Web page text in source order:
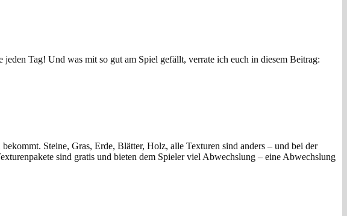
Tag! Und was mit so gut am Spiel gefällt, verrate ich euch in diesem Beitrag:
Steine, Gras, Erde, Blätter, Holz, alle Texturen sind anders – und bei der
sind gratis und bieten dem Spieler viel Abwechslung – eine Abwechslung